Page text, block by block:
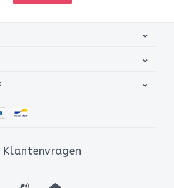
Klantenvragen